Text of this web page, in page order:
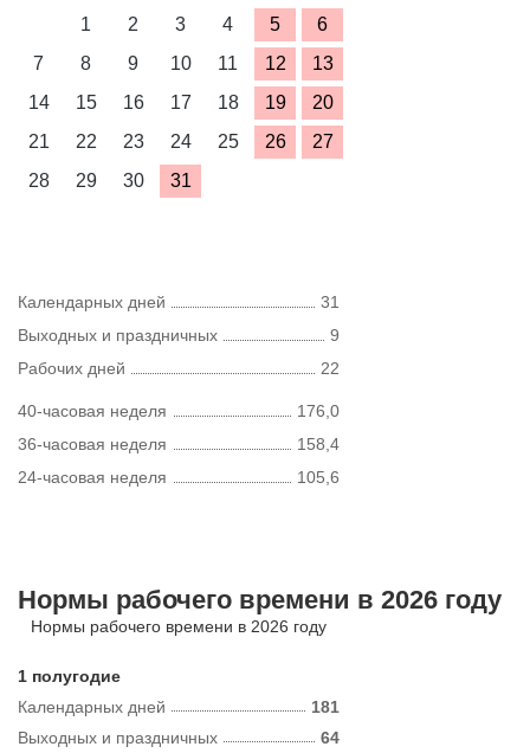
1
2 3 4 5
6
7
8 9 10 11 12
13
14
15 16 17 18 19
20
21
22 23 24 25 26
27
28
29 30 31
Календарных дней
31
Выходных и праздничных
9
Рабочих дней
22
40-часовая неделя
176,0
36-часовая неделя
158,4
24-часовая неделя
105,6
Нормы рабочего времени в 2026 году
Нормы рабочего времени в 2026 году
1 полугодие
Календарных дней
181
Выходных и праздничных 64